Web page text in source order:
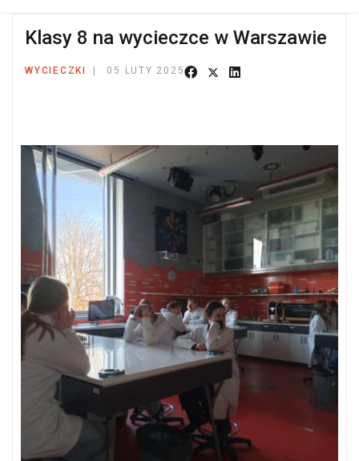
Klasy 8 na wycieczce w Warszawie
WYCIECZKI 05 LUTY 2025